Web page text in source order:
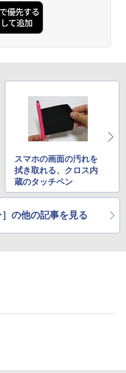
スマホの画面の汚れを
拭き取れる、クロス内
蔵のタッチペン
］の他の記事を見る